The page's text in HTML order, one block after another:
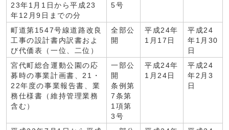
23年1月1日から平成23
年12月9日までの分
5号
町道第1547号線道路改良
工事の設計書内訳書およ
び代価表（一位、二位）
全部公
開
平成24年
1月17日
平成24
年1月30
日
宮代町総合運動公園の応
募時の事業計画書、21・
22年度の事業報告書、業
務仕様書（維持管理業務
含む）
一部公
開
条例第
7条第
1項第
3号
平成24年
1月24日
平成24
年2月3
日